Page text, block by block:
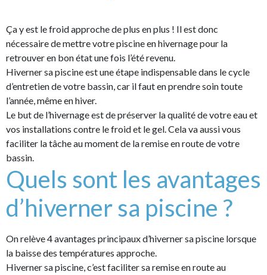
Ça y est le froid approche de plus en plus ! Il est donc
nécessaire de mettre votre piscine en hivernage pour la
retrouver en bon état une fois l’été revenu.
Hiverner sa piscine est une étape indispensable dans le cycle
d’entretien de votre bassin, car il faut en prendre soin toute
l’année, même en hiver.
Le but de l’hivernage est de préserver la qualité de votre eau et
vos installations contre le froid et le gel. Cela va aussi vous
faciliter la tâche au moment de la remise en route de votre
bassin.
Quels sont les avantages
d’hiverner sa piscine ?
On relève 4 avantages principaux d’hiverner sa piscine lorsque
la baisse des températures approche.
Hiverner sa piscine, c’est faciliter sa remise en route au